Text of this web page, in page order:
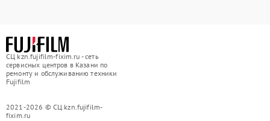
СЦ kzn.fujifilm-fixim.ru - сеть
сервисных центров в Казани по
ремонту и обслуживанию техники
Fujifilm
2021-2026 © СЦ kzn.fujifilm-
fixim.ru